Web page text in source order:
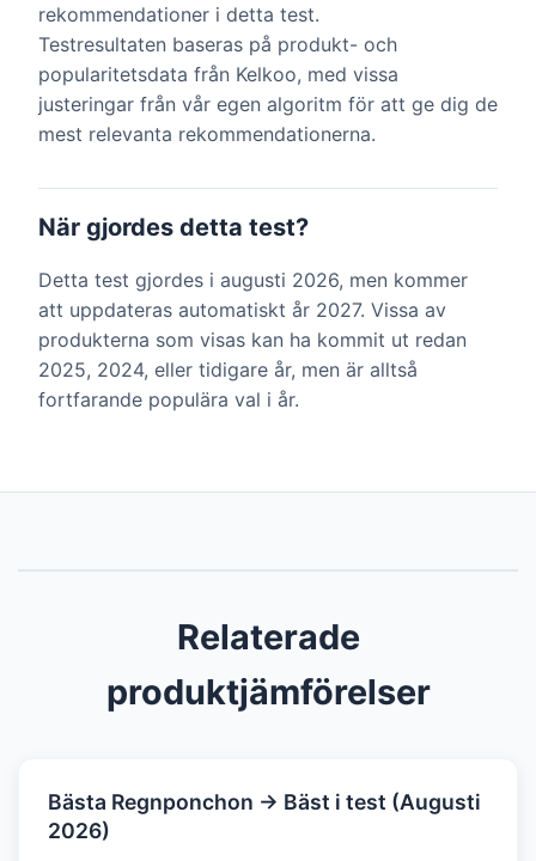
rekommendationer i detta test.
Testresultaten baseras på produkt- och
popularitetsdata från Kelkoo, med vissa
justeringar från vår egen algoritm för att ge dig de
mest relevanta rekommendationerna.
När gjordes detta test?
Detta test gjordes i augusti 2026, men kommer
att uppdateras automatiskt år 2027. Vissa av
produkterna som visas kan ha kommit ut redan
2025, 2024, eller tidigare år, men är alltså
fortfarande populära val i år.
Relaterade
produktjämförelser
Bästa Regnponchon → Bäst i test (Augusti
2026)